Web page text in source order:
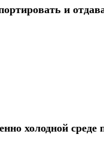
и
холодной среде